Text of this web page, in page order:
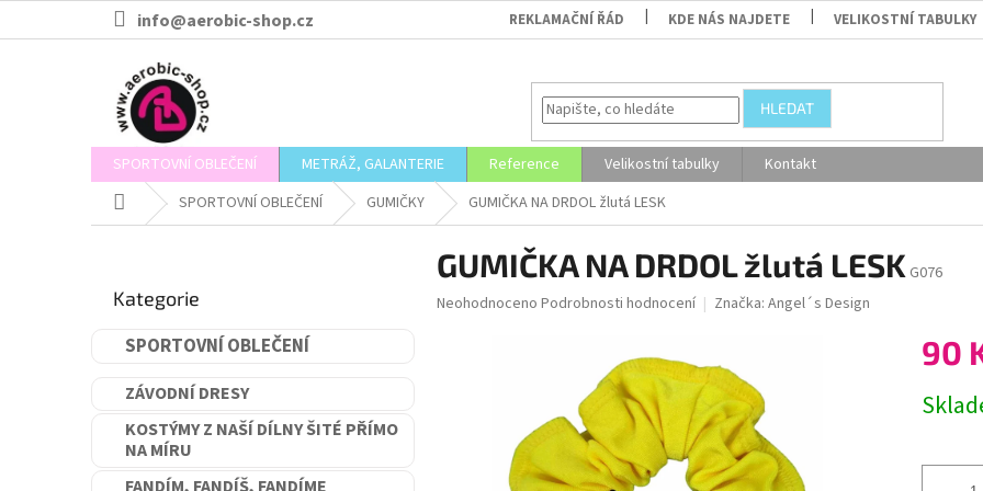
info@aerobic-shop.cz REKLAMAČNÍ ŘÁD KDE NÁS NAJDETE VELIKOSTNÍ TABULKY
HLEDAT
SPORTOVNÍ OBLEČENÍ METRÁŽ, GALANTERIE Reference Velikostní tabulky
Kontakt
Domů SPORTOVNÍ OBLEČENÍ GUMIČKY GUMIČKA NA DRDOL žlutá LESK
kategorie
Kategorie
SPORTOVNÍ OBLEČENÍ
ZÁVODNÍ DRESY
KOSTÝMY Z NAŠÍ DÍLNY ŠITÉ PŘÍMO
NA MÍRU
GUMIČKA NA DRDOL žlutá LESK G076
Průměrné
Neohodnoceno Podrobnosti hodnocení Značka: Angel´s Design
90
cena: